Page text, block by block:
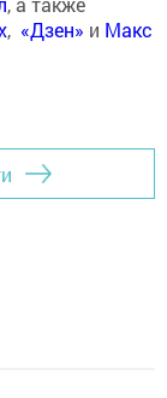
, «Дзен» и Макс